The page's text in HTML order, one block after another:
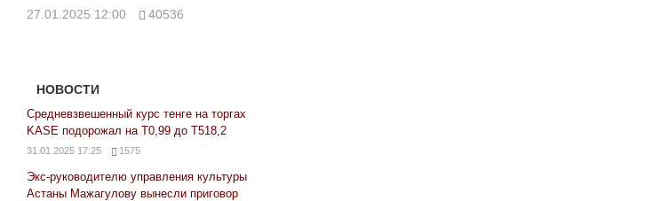
27.01.2025 12:00 40536
НОВОСТИ
Средневзвешенный курс тенге на торгах
KASE подорожал на Т0,99 до Т518,2
31.01.2025 17:25 1575
Экс-руководителю управления культуры
Астаны Мажагулову вынесли приговор